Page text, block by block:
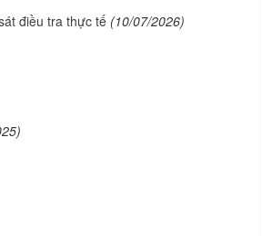
điều tra thực tế (10/07/2026)